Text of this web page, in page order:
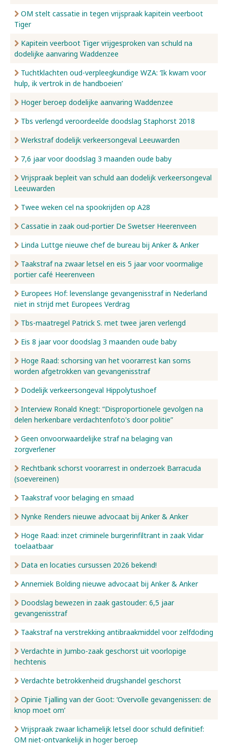
OM stelt cassatie in tegen vrijspraak kapitein veerboot
Tiger
Kapitein veerboot Tiger vrijgesproken van schuld na
dodelijke aanvaring Waddenzee
Tuchtklachten oud-verpleegkundige WZA: ‘Ik kwam voor
hulp, ik vertrok in de handboeien’
Hoger beroep dodelijke aanvaring Waddenzee
Tbs verlengd veroordeelde doodslag Staphorst 2018
Werkstraf dodelijk verkeersongeval Leeuwarden
7,6 jaar voor doodslag 3 maanden oude baby
Vrijspraak bepleit van schuld aan dodelijk verkeersongeval
Leeuwarden
Twee weken cel na spookrijden op A28
Cassatie in zaak oud-portier De Swetser Heerenveen
Linda Luttge nieuwe chef de bureau bij Anker & Anker
Taakstraf na zwaar letsel en eis 5 jaar voor voormalige
portier café Heerenveen
Europees Hof: levenslange gevangenisstraf in Nederland
niet in strijd met Europees Verdrag
Tbs-maatregel Patrick S. met twee jaren verlengd
Eis 8 jaar voor doodslag 3 maanden oude baby
Hoge Raad: schorsing van het voorarrest kan soms
worden afgetrokken van gevangenisstraf
Dodelijk verkeersongeval Hippolytushoef
Interview Ronald Knegt: “Disproportionele gevolgen na
delen herkenbare verdachtenfoto's door politie”
Geen onvoorwaardelijke straf na belaging van
zorgverlener
Rechtbank schorst voorarrest in onderzoek Barracuda
(soevereinen)
Taakstraf voor belaging en smaad
Nynke Renders nieuwe advocaat bij Anker & Anker
Hoge Raad: inzet criminele burgerinfiltrant in zaak Vidar
toelaatbaar
Data en locaties cursussen 2026 bekend!
Annemiek Bolding nieuwe advocaat bij Anker & Anker
Doodslag bewezen in zaak gastouder: 6,5 jaar
gevangenisstraf
Taakstraf na verstrekking antibraakmiddel voor zelfdoding
Verdachte in Jumbo-zaak geschorst uit voorlopige
hechtenis
Verdachte betrokkenheid drugshandel geschorst
Opinie Tjalling van der Goot: ‘Overvolle gevangenissen: de
knop moet om’
Vrijspraak zwaar lichamelijk letsel door schuld definitief:
OM niet-ontvankelijk in hoger beroep